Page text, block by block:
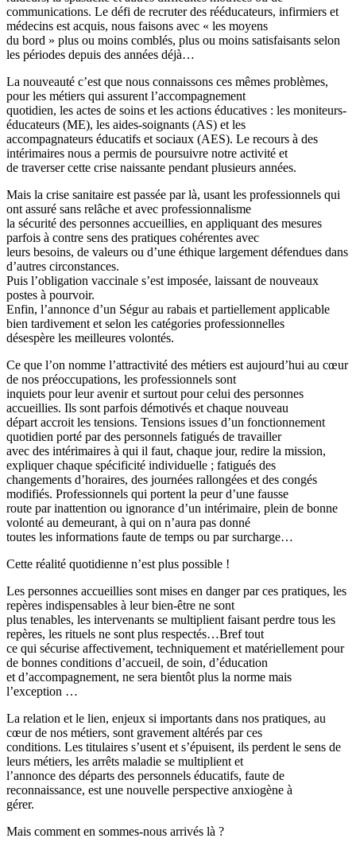
communications. Le défi de recruter des rééducateurs, infirmiers et
médecins est acquis, nous faisons avec « les moyens
du bord » plus ou moins comblés, plus ou moins satisfaisants selon
les périodes depuis des années déjà…
La nouveauté c’est que nous connaissons ces mêmes problèmes,
pour les métiers qui assurent l’accompagnement
quotidien, les actes de soins et les actions éducatives : les moniteurs-
éducateurs (ME), les aides-soignants (AS) et les
accompagnateurs éducatifs et sociaux (AES). Le recours à des
intérimaires nous a permis de poursuivre notre activité et
de traverser cette crise naissante pendant plusieurs années.
Mais la crise sanitaire est passée par là, usant les professionnels qui
ont assuré sans relâche et avec professionnalisme
la sécurité des personnes accueillies, en appliquant des mesures
parfois à contre sens des pratiques cohérentes avec
leurs besoins, de valeurs ou d’une éthique largement défendues dans
d’autres circonstances.
Puis l’obligation vaccinale s’est imposée, laissant de nouveaux
postes à pourvoir.
Enfin, l’annonce d’un Ségur au rabais et partiellement applicable
bien tardivement et selon les catégories professionnelles
désespère les meilleures volontés.
Ce que l’on nomme l’attractivité des métiers est aujourd’hui au cœur
de nos préoccupations, les professionnels sont
inquiets pour leur avenir et surtout pour celui des personnes
accueillies. Ils sont parfois démotivés et chaque nouveau
départ accroit les tensions. Tensions issues d’un fonctionnement
quotidien porté par des personnels fatigués de travailler
avec des intérimaires à qui il faut, chaque jour, redire la mission,
expliquer chaque spécificité individuelle ; fatigués des
changements d’horaires, des journées rallongées et des congés
modifiés. Professionnels qui portent la peur d’une fausse
route par inattention ou ignorance d’un intérimaire, plein de bonne
volonté au demeurant, à qui on n’aura pas donné
toutes les informations faute de temps ou par surcharge…
Cette réalité quotidienne n’est plus possible !
Les personnes accueillies sont mises en danger par ces pratiques, les
repères indispensables à leur bien-être ne sont
plus tenables, les intervenants se multiplient faisant perdre tous les
repères, les rituels ne sont plus respectés…Bref tout
ce qui sécurise affectivement, techniquement et matériellement pour
de bonnes conditions d’accueil, de soin, d’éducation
et d’accompagnement, ne sera bientôt plus la norme mais
l’exception …
La relation et le lien, enjeux si importants dans nos pratiques, au
cœur de nos métiers, sont gravement altérés par ces
conditions. Les titulaires s’usent et s’épuisent, ils perdent le sens de
leurs métiers, les arrêts maladie se multiplient et
l’annonce des départs des personnels éducatifs, faute de
reconnaissance, est une nouvelle perspective anxiogène à
gérer.
Mais comment en sommes-nous arrivés là ?